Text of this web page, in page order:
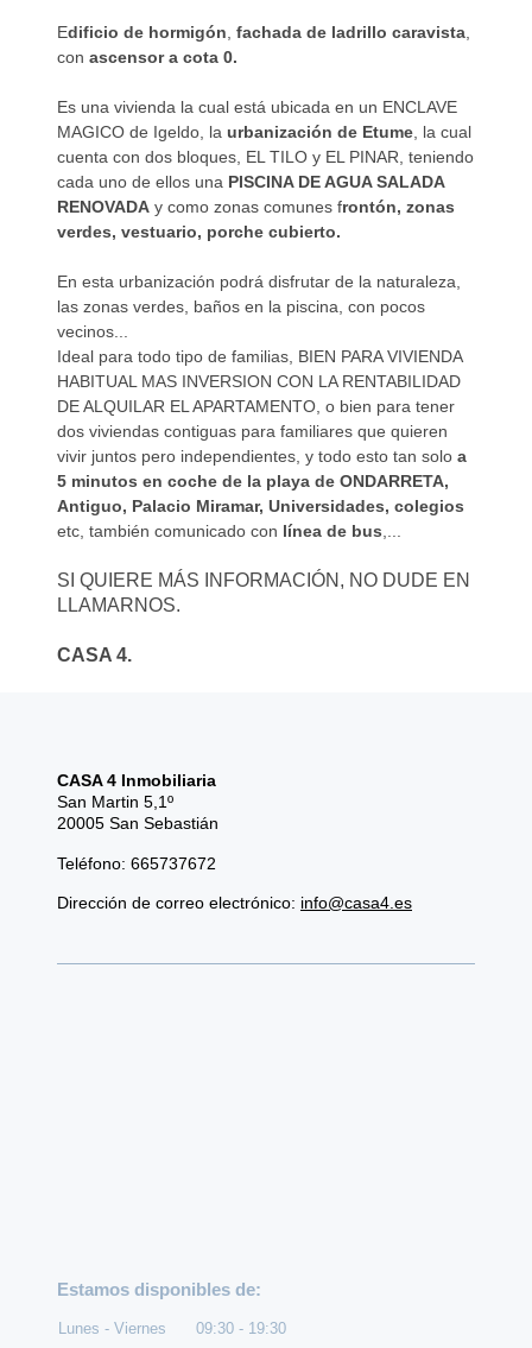
Edificio de hormigón fachada de ladrillo caravista
con ascensor a cota 0.
Es una vivienda la cual está ubicada en un ENCLAVE
MAGICO de Igeldo, la urbanización de Etume , la cual
cuenta con dos bloques, EL TILO y EL PINAR, teniendo
cada uno de ellos una PISCINA DE AGUA SALADA
RENOVADA y como zonas comunes frontón, zonas
verdes, vestuario, porche cubierto.
En esta urbanización podrá disfrutar de la naturaleza,
las zonas verdes, baños en la piscina, con pocos
vecinos...
Ideal para todo tipo de familias, BIEN PARA VIVIENDA
HABITUAL MAS INVERSION CON LA RENTABILIDAD
DE ALQUILAR EL APARTAMENTO, o bien para tener
dos viviendas contiguas para familiares que quieren
vivir juntos pero independientes, y todo esto tan solo a
5 minutos en coche de la playa de ONDARRETA,
Antiguo, Palacio Miramar, Universidades, colegios
etc, también comunicado con línea de bus
SI QUIERE MÁS INFORMACIÓN, NO DUDE EN
LLAMARNOS.
CASA 4.
CASA 4 Inmobiliaria
San Martin 5,1º
20005 San Sebastián
Teléfono: 665737672
Dirección de correo electrónico: info@casa4.es
Estamos disponibles de:
Lunes - Viernes 09:30 - 19:30